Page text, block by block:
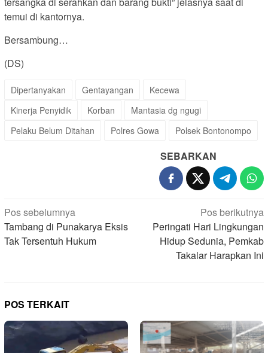
temui di kantornya.
Bersambung…
(DS)
Dipertanyakan Gentayangan
Kecewa
Kinerja Penyidik
Korban
Mantasia dg ngugi
Pelaku Belum Ditahan
Polres Gowa Polsek Bontonompo
SEBARKAN
Navigasi
pos
Pos sebelumnya
Tambang di Punakarya Eksis
Tak Tersentuh Hukum
Pos berikutnya
Peringati Hari Lingkungan
Hidup Sedunia, Pemkab
Takalar Harapkan Ini
POS TERKAIT